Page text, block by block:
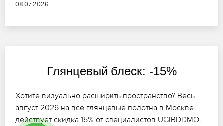
08.07.2026
Глянцевый блеск: -15%
Хотите визуально расширить пространство? Весь
август 2026 на все глянцевые полотна в Москве
действует скидка 15% от специалистов UGIBDDMO.